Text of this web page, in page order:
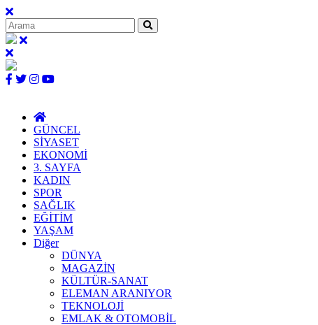
GÜNCEL
SİYASET
EKONOMİ
3. SAYFA
KADIN
SPOR
SAĞLIK
EĞİTİM
YAŞAM
Diğer
DÜNYA
MAGAZİN
KÜLTÜR-SANAT
ELEMAN ARANIYOR
TEKNOLOJİ
EMLAK & OTOMOBİL